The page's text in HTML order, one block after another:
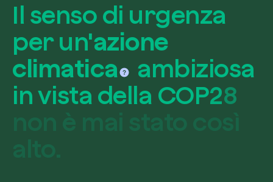
Il senso di urgenza
per un'azione
climatica
ambiziosa
invista della COP28